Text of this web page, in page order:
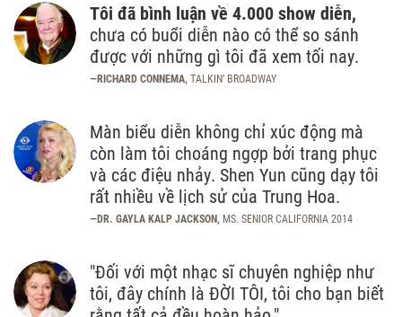
Tôi đã bình luận về 4.000 show diễn,
chưa có buổi diễn nào có thể so sánh
được với những gì tôi đã xem tối nay.
—RICHARD CONNEMA,TALKIN’ BROADWAY
Màn biểu diễn không chỉ xúc động mà
còn làm tôi choáng ngợp bởi trang phục
và các điệu nhảy. Shen Yun cũng dạy tôi
rất nhiều về lịch sử của Trung Hoa.
—DR. GAYLA KALP JACKSON, MS. SENIOR CALIFORNIA 2014
"Đối với một nhạc sĩ chuyên nghiệp như
tôi, đây chính là ĐỜI TÔI, tôi cho bạn biết